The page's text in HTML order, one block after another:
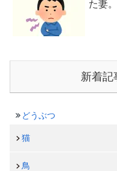
た妻
新着記
どうぶつ
猫
鳥